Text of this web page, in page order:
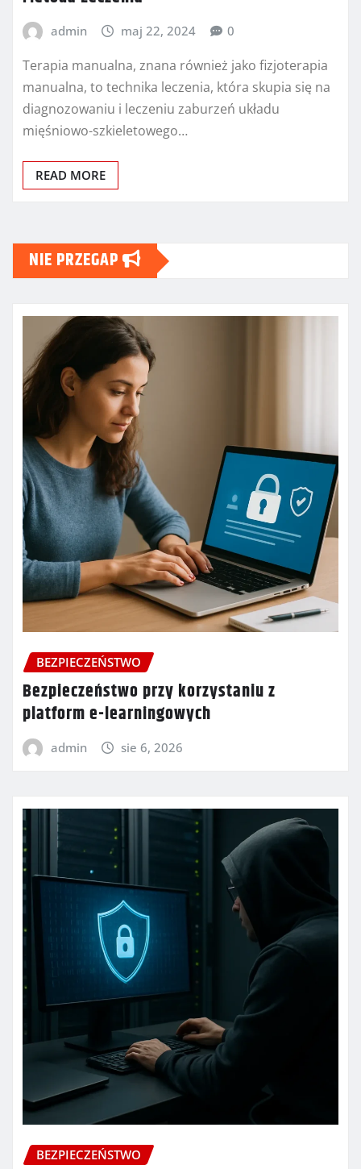
admin maj 22, 2024 0
Terapia manualna, znana również jako fizjoterapia
manualna, to technika leczenia, która skupia się na
diagnozowaniu i leczeniu zaburzeń układu
mięśniowo-szkieletowego…
READ MORE
NIE PRZEGAP
BEZPIECZEŃSTWO
Bezpieczeństwo przy korzystaniu z
platform e-learningowych
admin sie 6, 2026
BEZPIECZEŃSTWO